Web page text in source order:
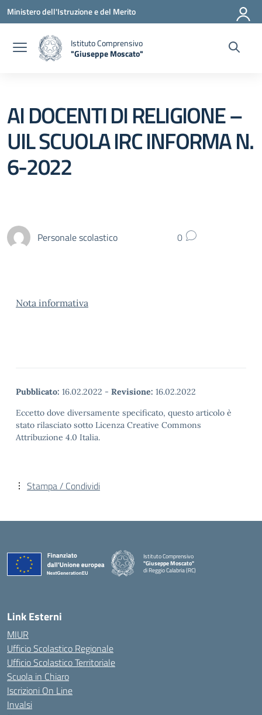
Vai ai contenuti
Vai al menu di navigazione
Vai al footer
Ministero dell'Istruzione e del Merito
Istituto Comprensivo
"Giuseppe Moscato"
AI DOCENTI DI RELIGIONE –
UIL SCUOLA IRC INFORMA N.
6-2022
Personale scolastico 0
Nota informativa
Pubblicato: 16.02.2022 - Revisione: 16.02.2022
Eccetto dove diversamente specificato, questo articolo è
stato rilasciato sotto Licenza Creative Commons
Attribuzione 4.0 Italia.
Stampa / Condividi
Istituto Comprensivo
"Giuseppe Moscato"
di Reggio Calabria (RC)
— Visita la pagina iniziale della scuola
Link Esterni
MIUR
Ufficio Scolastico Regionale
Ufficio Scolastico Territoriale
Scuola in Chiaro
Iscrizioni On Line
Invalsi